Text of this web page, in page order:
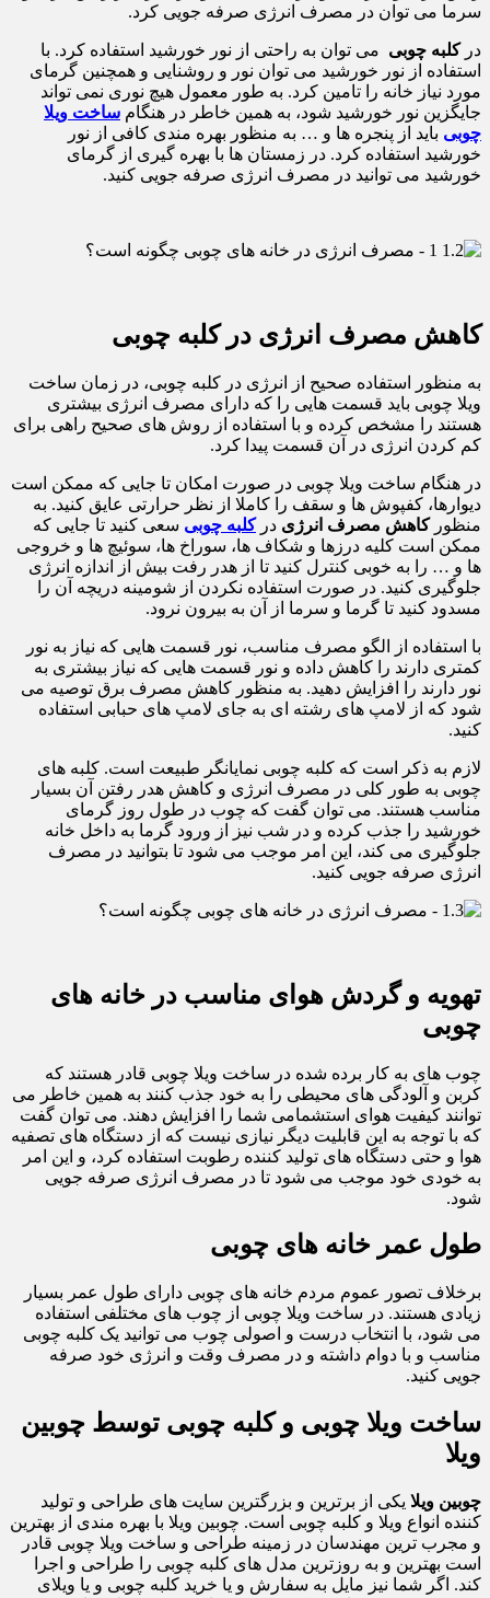
سرما می توان در مصرف انرژی صرفه جویی کرد.
درکلبه چوبی می توان به راحتی از نور خورشید استفاده کرد. با
استفاده از نور خورشید می توان نور و روشنایی و همچنین گرمای
مورد نیاز خانه را تامین کرد. به طور معمول هیچ نوری نمی تواند
جایگزین نور خورشید شود، به همین خاطر در هنگام ساخت ویلا
چوبی باید از پنجره ها و … به منظور بهره مندی کافی از نور
خورشید استفاده کرد. در زمستان ها با بهره گیری از گرمای
خورشید می توانید در مصرف انرژی صرفه جویی کنید.
کاهش مصرف انرژی در کلبه چوبی
به منظور استفاده صحیح از انرژی در کلبه چوبی، در زمان ساخت
ویلا چوبی باید قسمت هایی را که دارای مصرف انرژی بیشتری
هستند را مشخص کرده و با استفاده از روش های صحیح راهی برای
کم کردن انرژی در آن قسمت پیدا کرد.
در هنگام ساخت ویلا چوبی در صورت امکان تا جایی که ممکن است
دیوارها، کفپوش ها و سقف را کاملا از نظر حرارتی عایق کنید. به
منظورکاهش مصرف انرژی درکلبه چوبی سعی کنید تا جایی که
ممکن است کلیه درزها و شکاف ها، سوراخ ها، سوئیچ ها و خروجی
ها و … را به خوبی کنترل کنید تا از هدر رفت بیش از اندازه انرژی
جلوگیری کنید. در صورت استفاده نکردن از شومینه دریچه آن را
مسدود کنید تا گرما و سرما از آن به بیرون نرود.
با استفاده از الگو مصرف مناسب، نور قسمت هایی که نیاز به نور
کمتری دارند را کاهش داده و نور قسمت هایی که نیاز بیشتری به
نور دارند را افزایش دهید. به منظور کاهش مصرف برق توصیه می
شود که از لامپ های رشته ای به جای لامپ های حبابی استفاده
کنید.
لازم به ذکر است که کلبه چوبی نمایانگر طبیعت است. کلبه های
چوبی به طور کلی در مصرف انرژی و کاهش هدر رفتن آن بسیار
مناسب هستند. می توان گفت که چوب در طول روز گرمای
خورشید را جذب کرده و در شب نیز از ورود گرما به داخل خانه
جلوگیری می کند، این امر موجب می شود تا بتوانید در مصرف
انرژی صرفه جویی کنید.
تهویه و گردش هوای مناسب در خانه های
چوبی
چوب های به کار برده شده در ساخت ویلا چوبی قادر هستند که
کربن و آلودگی های محیطی را به خود جذب کنند به همین خاطر می
توانند کیفیت هوای استشمامی شما را افزایش دهند. می توان گفت
که با توجه به این قابلیت دیگر نیازی نیست که از دستگاه های تصفیه
هوا و حتی دستگاه های تولید کننده رطوبت استفاده کرد، و این امر
به خودی خود موجب می شود تا در مصرف انرژی صرفه جویی
شود.
طول عمر خانه های چوبی
برخلاف تصور عموم مردم خانه های چوبی دارای طول عمر بسیار
زیادی هستند. در ساخت ویلا چوبی از چوب های مختلفی استفاده
می شود، با انتخاب درست و اصولی چوب می توانید یک کلبه چوبی
مناسب و با دوام داشته و در مصرف وقت و انرژی خود صرفه
جویی کنید.
ساخت ویلا چوبی و کلبه چوبی توسط چوبین
ویلا
چوبین ویلا یکی از برترین و بزرگترین سایت های طراحی و تولید
کننده انواع ویلا و کلبه چوبی است. چوبین ویلا با بهره مندی از بهترین
و مجرب ترین مهندسان در زمینه طراحی و ساخت ویلا چوبی قادر
است بهترین و به روزترین مدل های کلبه چوبی را طراحی و اجرا
کند. اگر شما نیز مایل به سفارش و یا خرید کلبه چوبی و یا ویلای